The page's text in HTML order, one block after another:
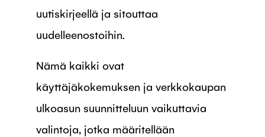
uutiskirjeellä ja sitouttaa
uudelleenostoihin.
Nämä kaikki ovat
käyttäjäkokemuksen ja verkkokaupan
ulkoasun suunnitteluun vaikuttavia
valintoja, jotka määritellään